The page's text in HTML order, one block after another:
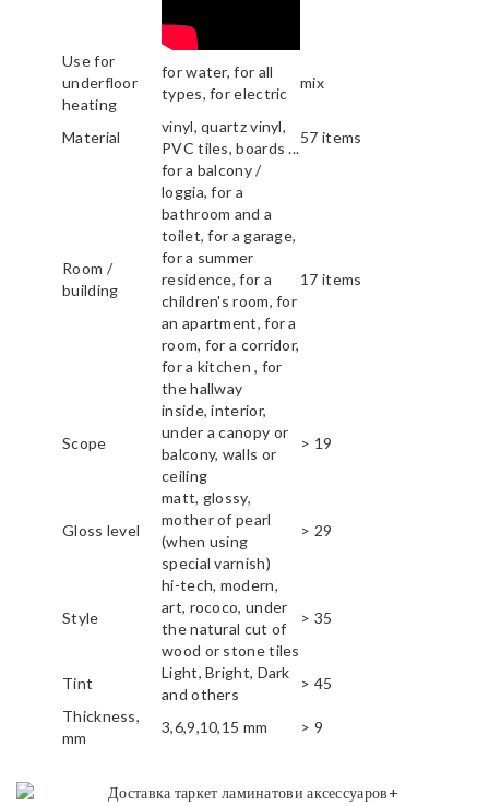
Use for
underfloor
heating
for water, for all
types, for electric
mix
Material
vinyl, quartz vinyl,
PVC tiles, boards ...
57 items
Room /
building
for a balcony /
loggia, for a
bathroom and a
toilet, for a garage,
for a summer
residence, for a
children's room, for
an apartment, for a
room, for a corridor,
for a kitchen , for
the hallway
17 items
Scope
inside, interior,
under a canopy or
balcony, walls or
ceiling
> 19
Gloss level
matt, glossy,
mother of pearl
(when using
special varnish)
> 29
Style
hi-tech, modern,
art, rococo, under
the natural cut of
wood or stone tiles
> 35
Tint
Light, Bright, Dark
and others
> 45
Thickness,
mm
3,6,9,10,15 mm > 9